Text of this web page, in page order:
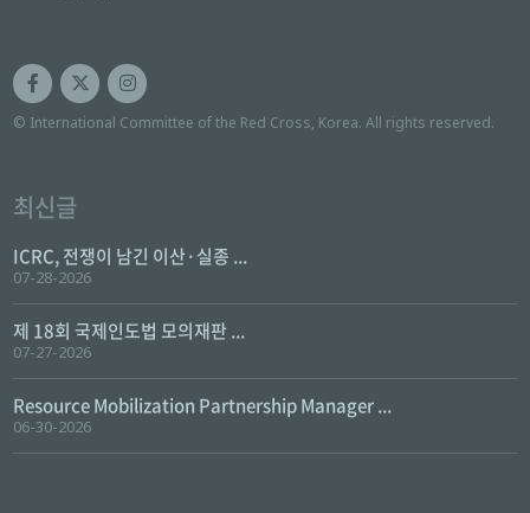
© International Committee of the Red Cross, Korea. All rights reserved.
최신글
ICRC, 전쟁이 남긴 이산·실종 ...
07-28-2026
제 18회 국제인도법 모의재판 ...
07-27-2026
Resource Mobilization Partnership Manager ...
06-30-2026